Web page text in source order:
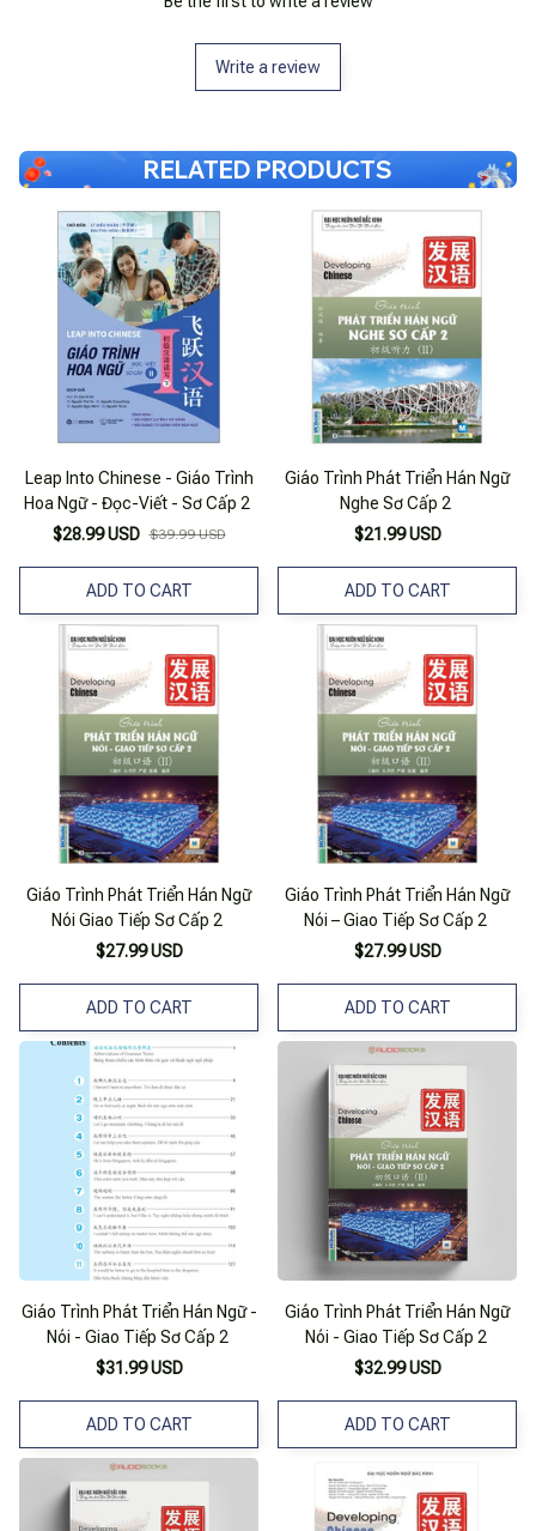
Write a review
RELATED PRODUCTS
Leap Into Chinese - Giáo Trình
Hoa Ngữ - Đọc-Viết - Sơ Cấp 2
$28.99 USD $39.99 USD
ADD TO CART
Giáo Trình Phát Triển Hán Ngữ
Nghe Sơ Cấp 2
$21.99 USD
ADD TO CART
Giáo Trình Phát Triển Hán Ngữ
Nói Giao Tiếp Sơ Cấp 2
$27.99 USD
ADD TO CART
Giáo Trình Phát Triển Hán Ngữ
Nói – Giao Tiếp Sơ Cấp 2
$27.99 USD
ADD TO CART
Giáo Trình Phát Triển Hán Ngữ -
Nói - Giao Tiếp Sơ Cấp 2
$31.99 USD
ADD TO CART
Giáo Trình Phát Triển Hán Ngữ
Nói - Giao Tiếp Sơ Cấp 2
$32.99 USD
ADD TO CART